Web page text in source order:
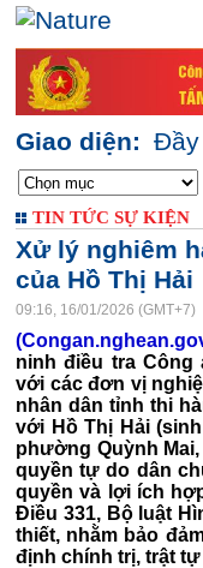
Giao diện: Đầy
TIN TỨC SỰ KIỆN
Xử lý nghiêm
của Hồ Thị Hải
09:16, 16/01/2026 (GMT+7)
ninh điều tra
với các đơn vị
nhân dân tỉnh thi
với Hồ Thị Hải
phường Quỳnh
quyền tự do dân
quyền và lợi ích
Điều 331, Bộ luật
thiết, nhằm bảo
định chính trị, trật